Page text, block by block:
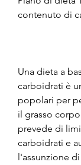
contenuto di
Una dieta a
carboidrati è
popolari per
il grasso
prevede di
carboidrati e
l'assunzione